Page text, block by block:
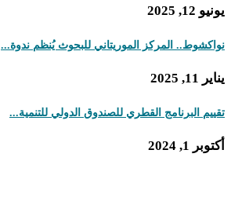
يونيو 12, 2025
نواكشوط.. المركز الموريتاني للبحوث يُنظم ندوة...
يناير 11, 2025
تقييم البرنامج القطري للصندوق الدولي للتنمية...
أكتوبر 1, 2024